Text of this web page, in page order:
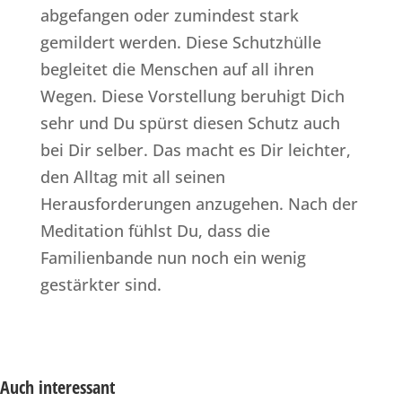
abgefangen oder zumindest stark
gemildert werden. Diese Schutzhülle
begleitet die Menschen auf all ihren
Wegen. Diese Vorstellung beruhigt Dich
sehr und Du spürst diesen Schutz auch
bei Dir selber. Das macht es Dir leichter,
den Alltag mit all seinen
Herausforderungen anzugehen. Nach der
Meditation fühlst Du, dass die
Familienbande nun noch ein wenig
gestärkter sind.
Auch interessant